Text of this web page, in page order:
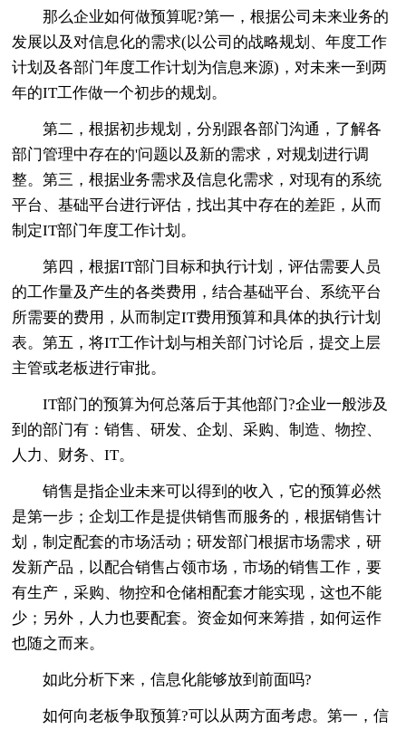
那么企业如何做预算呢?第一，根据公司未来业务的
发展以及对信息化的需求(以公司的战略规划、年度工作
计划及各部门年度工作计划为信息来源)，对未来一到两
年的IT工作做一个初步的规划。
第二，根据初步规划，分别跟各部门沟通，了解各
部门管理中存在的'问题以及新的需求，对规划进行调
整。第三，根据业务需求及信息化需求，对现有的系统
平台、基础平台进行评估，找出其中存在的差距，从而
制定IT部门年度工作计划。
第四，根据IT部门目标和执行计划，评估需要人员
的工作量及产生的各类费用，结合基础平台、系统平台
所需要的费用，从而制定IT费用预算和具体的执行计划
表。第五，将IT工作计划与相关部门讨论后，提交上层
主管或老板进行审批。
IT部门的预算为何总落后于其他部门?企业一般涉及
到的部门有：销售、研发、企划、采购、制造、物控、
人力、财务、IT。
销售是指企业未来可以得到的收入，它的预算必然
是第一步；企划工作是提供销售而服务的，根据销售计
划，制定配套的市场活动；研发部门根据市场需求，研
发新产品，以配合销售占领市场，市场的销售工作，要
有生产，采购、物控和仓储相配套才能实现，这也不能
少；另外，人力也要配套。资金如何来筹措，如何运作
也随之而来。
如此分析下来，信息化能够放到前面吗?
如何向老板争取预算?可以从两方面考虑。第一，信